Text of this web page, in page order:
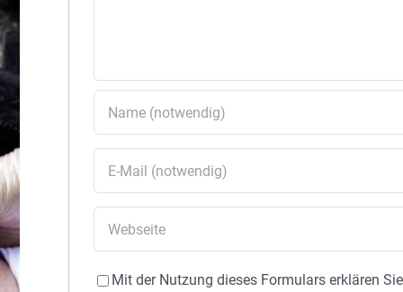
Mit der Nutzung dieses Formulars erklären Sie